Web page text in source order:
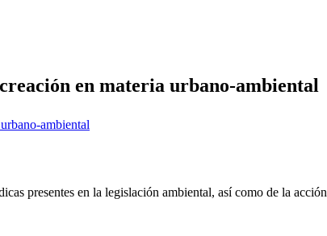
en materia urbano-ambiental
presentes en la legislación ambiental, así como de la acción